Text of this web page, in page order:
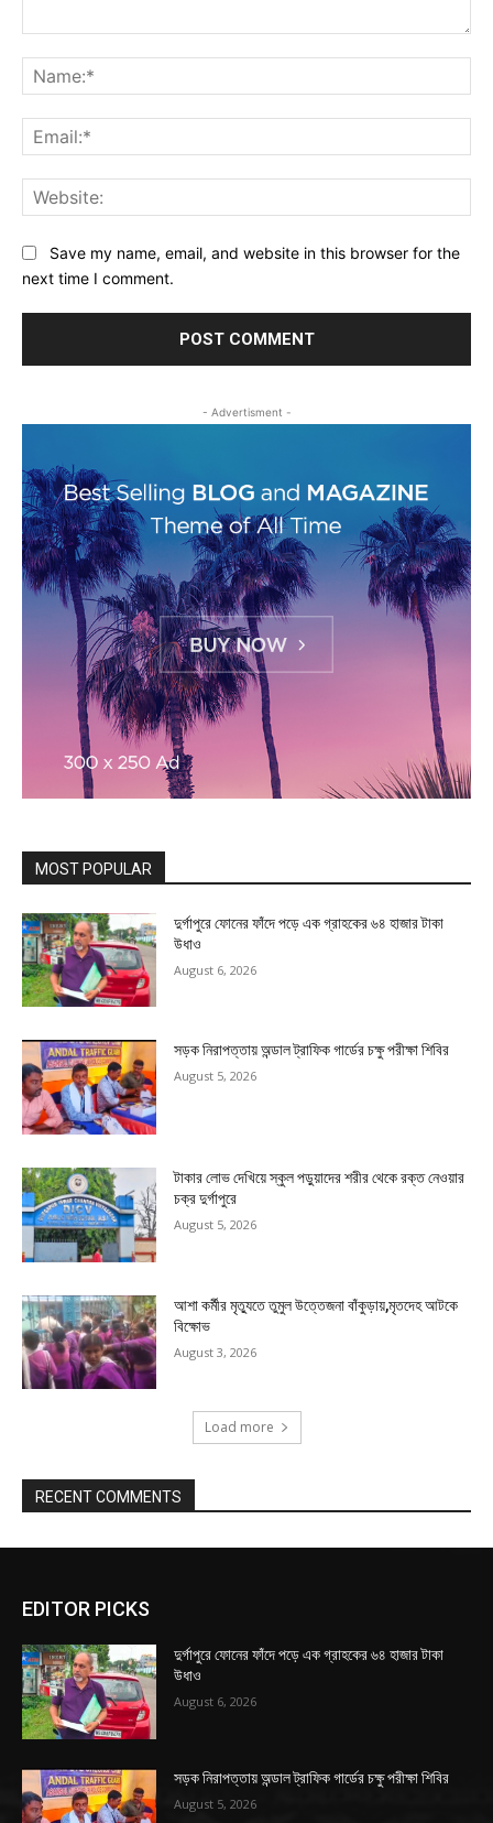
Save my name, email, and website in this browser for the
next time I comment.
- Advertisment -
MOST POPULAR
দুর্গাপুরে ফোনের ফাঁদে পড়ে এক গ্রাহকের ৬৪ হাজার টাকা
উধাও
August 6, 2026
সড়ক নিরাপত্তায় অন্ডাল ট্রাফিক গার্ডের চক্ষু পরীক্ষা শিবির
August 5, 2026
টাকার লোভ দেখিয়ে স্কুল পড়ুয়াদের শরীর থেকে রক্ত নেওয়ার
চক্র দুর্গাপুরে
August 5, 2026
আশা কর্মীর মৃত্যুতে তুমুল উত্তেজনা বাঁকুড়ায়,মৃতদেহ আটকে
বিক্ষোভ
August 3, 2026
Load more
RECENT COMMENTS
EDITOR PICKS
দুর্গাপুরে ফোনের ফাঁদে পড়ে এক গ্রাহকের ৬৪ হাজার টাকা
উধাও
August 6, 2026
সড়ক নিরাপত্তায় অন্ডাল ট্রাফিক গার্ডের চক্ষু পরীক্ষা শিবির
August 5, 2026